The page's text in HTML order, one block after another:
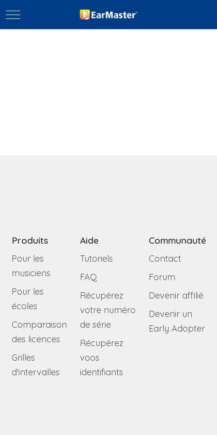
Mobile Menu Toggle
Produits
Pour les
musiciens
Pour les
écoles
Comparaison
des licences
Grilles
d'intervalles
Aide
Tutoriels
FAQ
Récupérez
votre numéro
de série
Récupérez
voos
identifiants
Communauté
Contact
Forum
Devenir affilié
Devenir un
Early Adopter